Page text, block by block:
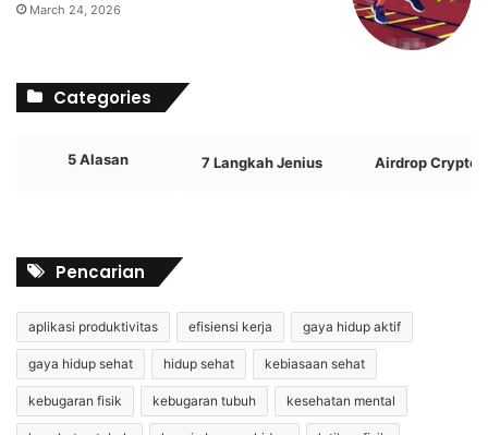
March 24, 2026
Categories
5 Alasan 7 Langkah Jenius Airdrop Crypto
Pencarian
aplikasi produktivitas efisiensi kerja gaya hidup aktif
gaya hidup sehat hidup sehat kebiasaan sehat
kebugaran fisik kebugaran tubuh kesehatan mental